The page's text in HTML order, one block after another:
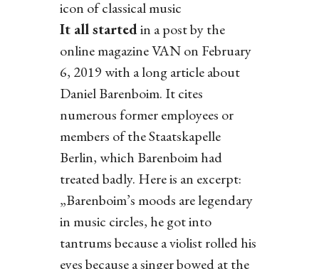
icon of classical music
It all startedin a post by the
online magazine VAN on February
6, 2019 with a long article about
Daniel Barenboim. It cites
numerous former employees or
members of the Staatskapelle
Berlin, which Barenboim had
treated badly. Here is an excerpt:
„Barenboim’s moods are legendary
in music circles, he got into
tantrums because a violist rolled his
eyes because a singer bowed at the